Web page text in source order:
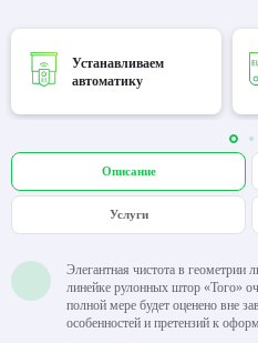
Устанавливаем
автоматику
Описание
Услуги
Элегантная чистота в геометрии
линейке рулонных штор «Того»
полной мере будет оценено вне
особенностей и претензий к